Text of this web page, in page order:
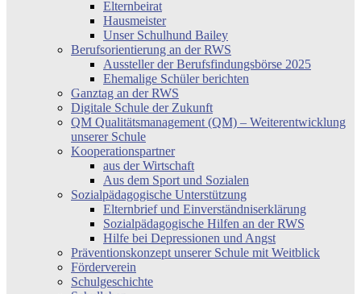
Elternbeirat
Hausmeister
Unser Schulhund Bailey
Berufsorientierung an der RWS
Aussteller der Berufsfindungsbörse 2025
Ehemalige Schüler berichten
Ganztag an der RWS
Digitale Schule der Zukunft
QM Qualitätsmanagement (QM) – Weiterentwicklung
unserer Schule
Kooperationspartner
aus der Wirtschaft
Aus dem Sport und Sozialen
Sozialpädagogische Unterstützung
Elternbrief und Einverständniserklärung
Sozialpädagogische Hilfen an der RWS
Hilfe bei Depressionen und Angst
Präventionskonzept unserer Schule mit Weitblick
Förderverein
Schulgeschichte